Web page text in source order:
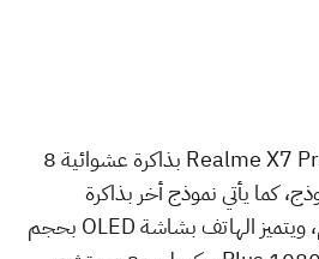
ومن المقرر أن يأتي هاتف Realme X7 Pro بذاكرة عشوائية 8
كما يأتي نموذج أخر بذاكرة
عشوائية 6 جيجا بايت رام، ويتميز الهاتف بشاشة OLED بحجم